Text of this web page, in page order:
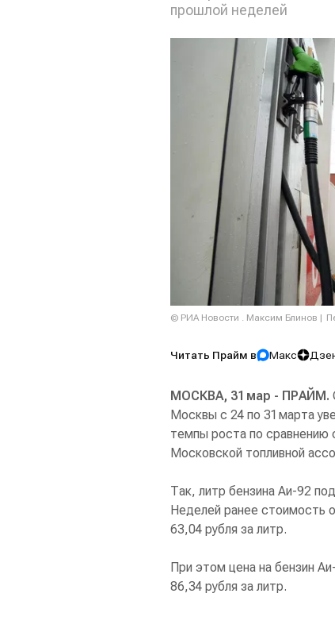
прошлой неделей
© РИА Новости . Максим Блинов
Читать Прайм в Макс
МОСКВА, 31 мар - ПРАЙМ.
Москвы с 24 по 31 марта
темпы роста по сравнению
Московской топливной
Так, литр бензина Аи-92
Неделей ранее стоимость
63,04 рубля за литр.
При этом цена на бензин
86,34 рубля за литр.